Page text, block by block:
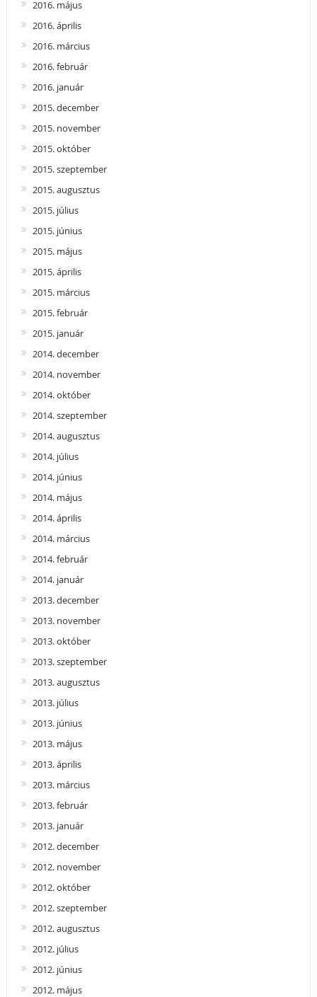
2016. május
2016. április
2016. március
2016. február
2016. január
2015. december
2015. november
2015. október
2015. szeptember
2015. augusztus
2015. július
2015. június
2015. május
2015. április
2015. március
2015. február
2015. január
2014. december
2014. november
2014. október
2014. szeptember
2014. augusztus
2014. július
2014. június
2014. május
2014. április
2014. március
2014. február
2014. január
2013. december
2013. november
2013. október
2013. szeptember
2013. augusztus
2013. július
2013. június
2013. május
2013. április
2013. március
2013. február
2013. január
2012. december
2012. november
2012. október
2012. szeptember
2012. augusztus
2012. július
2012. június
2012. május